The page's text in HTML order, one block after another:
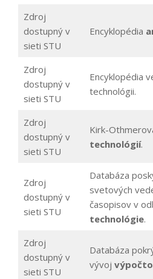
Zdroj
dostupný v
sieti STU
Encyklopédia
Zdroj
dostupný v
sieti STU
Encyklopédia
technológii.
Zdroj
dostupný v
sieti STU
Kirk-
technológií.
Zdroj
dostupný v
sieti STU
Databáza
svetových
časopisov v
technológie.
Zdroj
dostupný v
sieti STU
Databáza
vývoj